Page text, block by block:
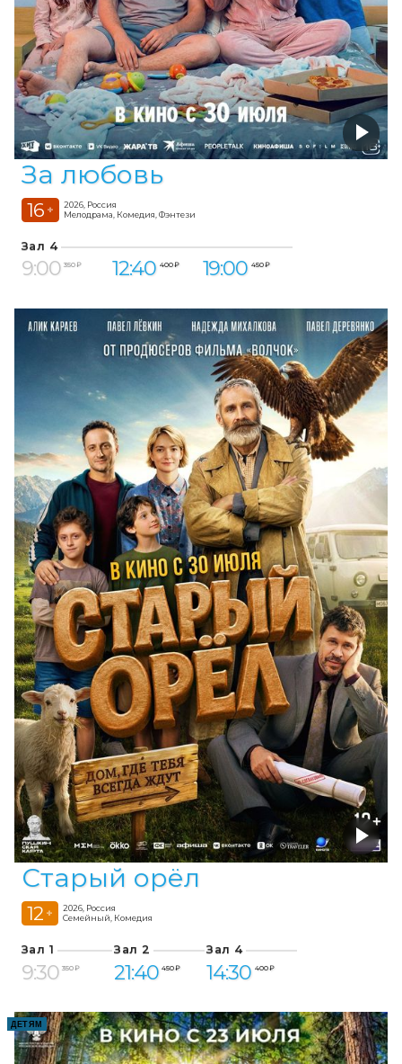
За любовь
16 +
2026, Россия
Мелодрама, Комедия, Фэнтези
Зал 4
9:00 350 ₽ 12:40 400 ₽ 19:00 450 ₽
Старый орёл
12 +
2026, Россия
Семейный, Комедия
Зал 1
9:30 350 ₽
Зал 2
21:40 450 ₽
Зал 4
14:30 400 ₽
ДЕТЯМ